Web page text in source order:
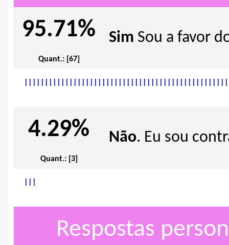
95.71%
Quant.: [67]
Sim Sou a favor
4.29%
Quant.: [3]
Não. Eu sou
Respostas